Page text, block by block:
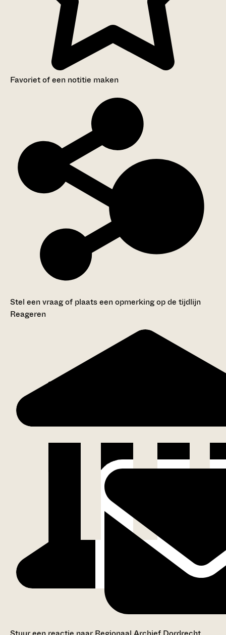
Favoriet of een notitie maken
Stel een vraag of plaats een opmerking op de tijdlijn
Reageren